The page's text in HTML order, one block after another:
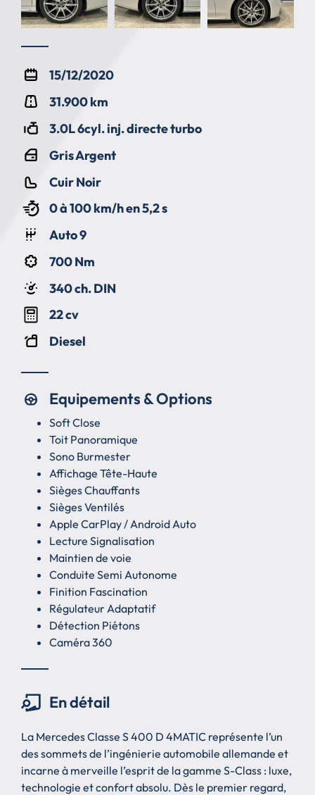
15/12/2020
31.900 km
3.0L 6cyl. inj. directe turbo
Gris Argent
Cuir Noir
0 à 100 km/h en 5,2 s
Auto 9
700 Nm
340 ch. DIN
22 cv
Diesel
Equipements & Options
Soft Close
Toit Panoramique
Sono Burmester
Affichage Tête-Haute
Sièges Chauffants
Sièges Ventilés
Apple CarPlay / Android Auto
Lecture Signalisation
Maintien de voie
Conduite Semi Autonome
Finition Fascination
Régulateur Adaptatif
Détection Piétons
Caméra 360
En détail
La Mercedes Classe S 400 D 4MATIC représente l’un
des sommets de l’ingénierie automobile allemande et
incarne à merveille l’esprit de la gamme S-Class : luxe,
technologie et confort absolu. Dès le premier regard,